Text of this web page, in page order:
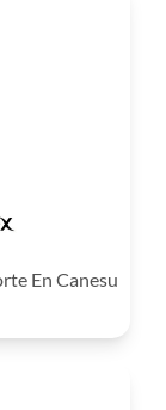
En Canesu